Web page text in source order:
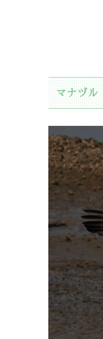
マナヅル